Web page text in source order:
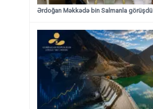
Ərdoğan Məkkədə bin Salmanla görüşdü